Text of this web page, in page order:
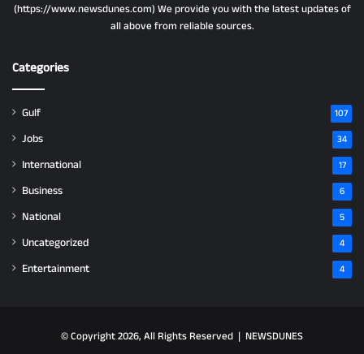
(https://www.newsdunes.com) We provide you with the latest updates of
all above from reliable sources.
Categories
Gulf 107
Jobs 34
International 17
Business 6
National 5
Uncategorized 4
Entertainment 4
© Copyright 2026, All Rights Reserved | NEWSDUNES